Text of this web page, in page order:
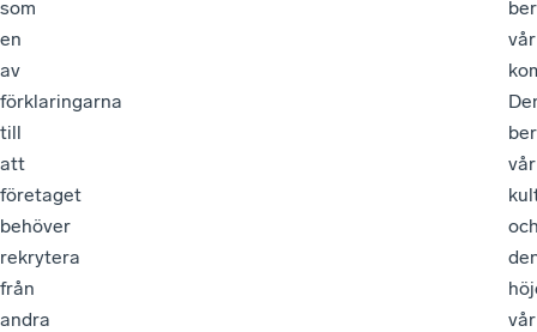
som
en
av
förklaringarna
till
att
företaget
behöver
rekrytera
från
andra
vår
vår
vår